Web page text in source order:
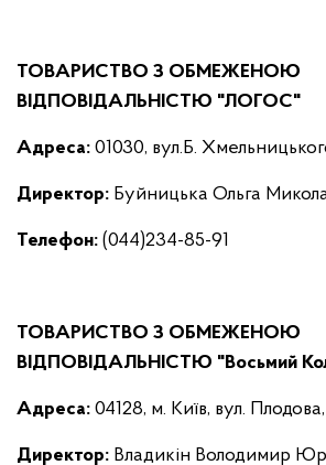
ТОВАРИСТВО З ОБМЕЖЕНОЮ
ВІДПОВІДАЛЬНІСТЮ "ЛОГОС"
Адреса: 01030, вул.Б.
Директор: Буйницька Ольга
Телефон: (044)234-85-91
ТОВАРИСТВО З ОБМЕЖЕНОЮ
ВІДПОВІДАЛЬНІСТЮ "Восьмий
Адреса: 04128, м. Київ, вул. Плодова,
Директор: Владикін Володимир